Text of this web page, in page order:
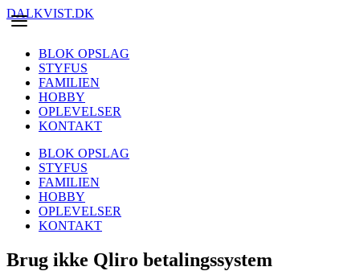
DALKVIST.DK
BLOK OPSLAG
STYFUS
FAMILIEN
HOBBY
OPLEVELSER
KONTAKT
BLOK OPSLAG
STYFUS
FAMILIEN
HOBBY
OPLEVELSER
KONTAKT
Brug ikke Qliro betalingssystem